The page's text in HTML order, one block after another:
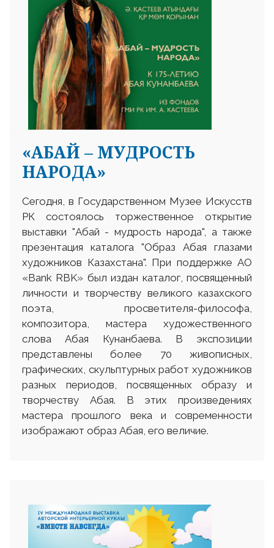
«АБАЙ – МУДРОСТЬ
НАРОДА»
Сегодня, в Государственном Музее Искусств
РК состоялось торжественное открытие
выставки "Абай - мудрость народа", а также
презентация каталога "Образ Абая глазами
художников Казахстана". При поддержке АО
«Bank RBK» был издан каталог, посвященный
личности и творчеству великого казахского
поэта, просветителя-философа,
композитора, мастера художественного
слова Абая Кунанбаева. В экспозиции
представлены более 70 живописных,
графических, скульптурных работ художников
разных периодов, посвященных образу и
творчеству Абая. В этих произведениях
мастера прошлого века и современности
изображают образ Абая, его величие.